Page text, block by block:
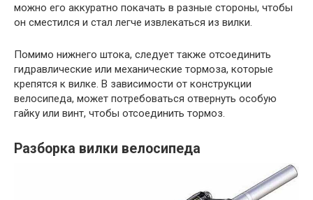
можно его аккуратно покачать в разные стороны, чтобы
он сместился и стал легче извлекаться из вилки.
Помимо нижнего штока, следует также отсоединить
гидравлические или механические тормоза, которые
крепятся к вилке. В зависимости от конструкции
велосипеда, может потребоваться отвернуть особую
гайку или винт, чтобы отсоединить тормоз.
Разборка вилки велосипеда